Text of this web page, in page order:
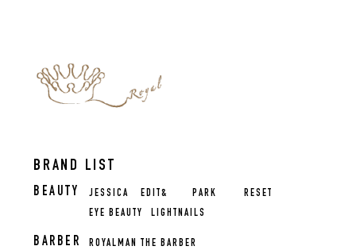
BRAND LIST
BEAUTY JESSICA EDIT& PARK
RESET
EYE BEAUTY
LIGHTNAILS
BARBER
ROYALMAN THE BARBER